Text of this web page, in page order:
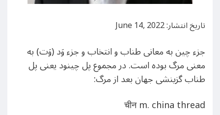
تاریخ انتشار: June 14, 2022
جزء چین به معانی طناب و انتخاب و جزء وَد (وَت) به
معنی مرگ بوده است. در مجموع پل چینود یعنی پل
طناب گزینشی جهان بعد از مرگ:
चीन m. china thread